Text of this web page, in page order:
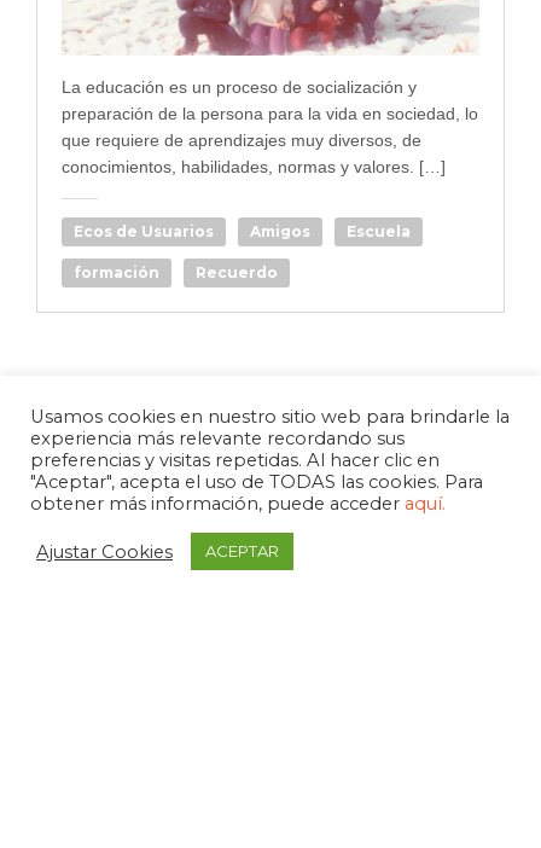
La educación es un proceso de socialización y
preparación de la persona para la vida en sociedad, lo
que requiere de aprendizajes muy diversos, de
conocimientos, habilidades, normas y valores. […]
Ecos de Usuarios Amigos Escuela
formación Recuerdo
Usamos cookies en nuestro sitio web para brindarle la
experiencia más relevante recordando sus
preferencias y visitas repetidas. Al hacer clic en
"Aceptar", acepta el uso de TODAS las cookies. Para
obtener más información, puede acceder aquí.
Ajustar Cookies ACEPTAR